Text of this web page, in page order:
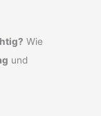
Wie
und